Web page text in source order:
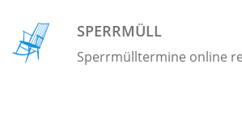
SPERRMÜLL
Sperrmülltermine online